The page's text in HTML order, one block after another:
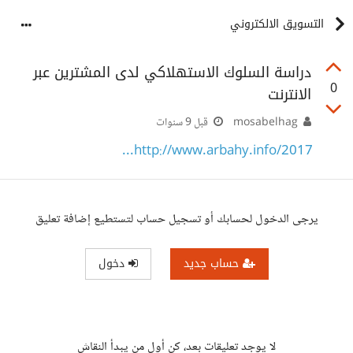
التسويق الالكتروني
0
دراسة السلوك الاستهلاكي لدى المشترين عبر
الانترنت
قبل 9 سنوات
http://www.arbahy.info/2017...
يرجى الدخول لحسابك أو تسجيل حساب لتستطيع إضافة تعليق
حساب جديد دخول
لا يوجد تعليقات بعد، كن أول من يبدأ النقاش